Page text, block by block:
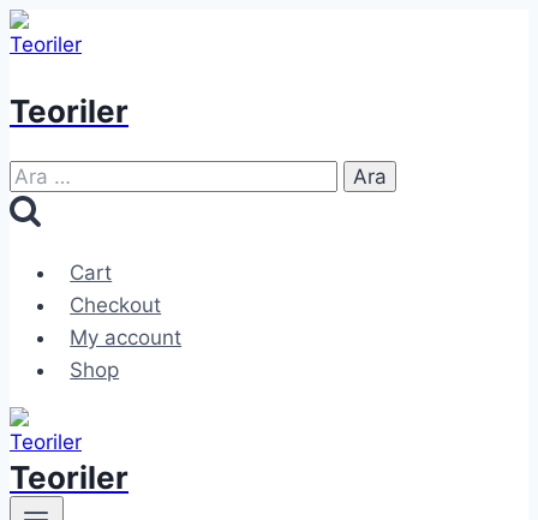
Skip
to
Teoriler
Arama:
Cart
Checkout
My account
Shop
Teoriler